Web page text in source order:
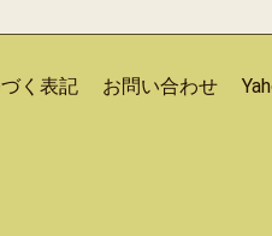
く表記 お問い合わせ